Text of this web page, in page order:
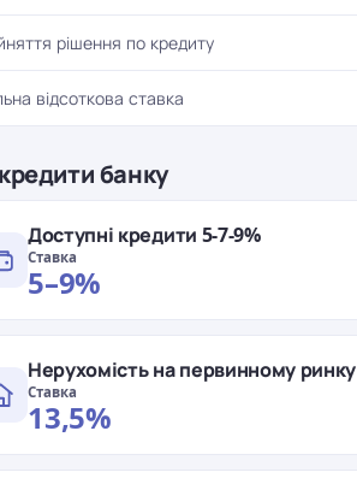
рішення по кредиту
відсоткова ставка
банку
Доступні кредити 5-7-9%
Ставка
5–9%
Нерухомість на первинному ринку
Ставка
13,5%